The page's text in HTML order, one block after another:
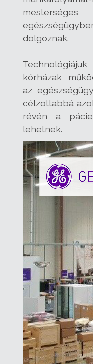
dolgoznak.
kórházak
az
célzottabbá
révén a
lehetnek.